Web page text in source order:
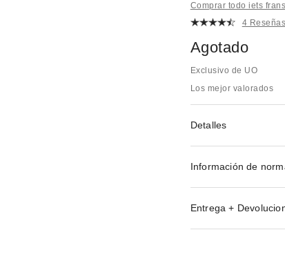
Comprar todo iets
4 Reseñas
Agotado
Exclusivo de UO
Los mejor valorados
Detalles
Información de
Entrega +